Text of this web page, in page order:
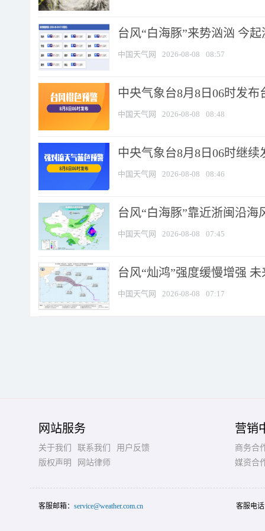
台风“白海豚”来势汹汹 今
中国天气网 2026-08-08 08:57
中央气象台8月8日06时发布
中国天气网 2026-08-08 08:48
中央气象台8月8日06时继
中国天气网 2026-08-08 08:46
台风“白海豚”靠近浙闽沿
中国天气网 2026-08-08 07:45
台风“灿鸿”强度缓慢增强
中国天气网 2026-08-08 07:17
网站服务
关于我们 联系我们
用户反馈
版权声明
网站律师
营销
商务合
媒资合
客服邮箱： service@weather.com.cn 客服电